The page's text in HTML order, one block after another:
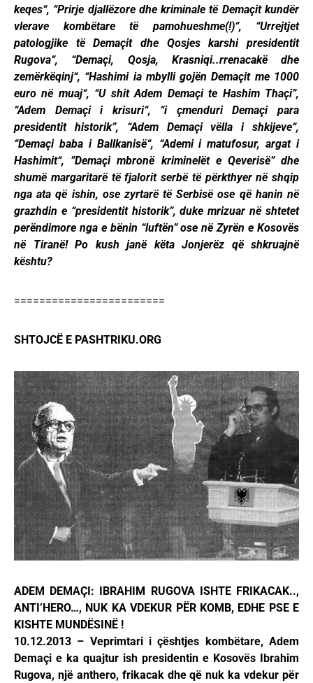
keqes“, “Prirje djallëzore dhe kriminale të Demaçit kundër
vlerave kombëtare të pamohueshme(!)“, “Urrejtjet
patologjike të Demaçit dhe Qosjes karshi presidentit
Rugova“, “Demaçi, Qosja, Krasniqi..rrenacakë dhe
zemërkëqinj“, “Hashimi ia mbylli gojën Demaçit me 1000
euro në muaj“, “U shit Adem Demaçi te Hashim Thaçi”,
“Adem Demaçi i krisuri“, “i çmenduri Demaçi para
presidentit historik”, “Adem Demaçi vëlla i shkijeve“,
“Demaçi baba i Ballkanisë“, “Ademi i matufosur, argat i
Hashimit“, ”Demaçi mbronë kriminelët e Qeverisë” dhe
shumë margaritarë të fjalorit serbë të përkthyer në shqip
nga ata që ishin, ose zyrtarë të Serbisë ose që hanin në
grazhdin e “presidentit historik”, duke mrizuar në shtetet
perëndimore nga e bënin “luftën” ose në Zyrën e Kosovës
në Tiranë! Po kush janë këta Jonjerëz që shkruajnë
kështu?
========================
SHTOJCË E PASHTRIKU.ORG
ADEM DEMAÇI: IBRAHIM RUGOVA ISHTE FRIKACAK..,
ANTI’HERO…, NUK KA VDEKUR PËR KOMB, EDHE PSE E
KISHTE MUNDËSINË !
10.12.2013 – Veprimtari i çështjes kombëtare, Adem
Demaçi e ka quajtur ish presidentin e Kosovës Ibrahim
Rugova, një anthero, frikacak dhe që nuk ka vdekur për